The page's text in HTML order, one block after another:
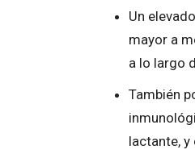
Un
mayor a
a lo largo
También
lactante,